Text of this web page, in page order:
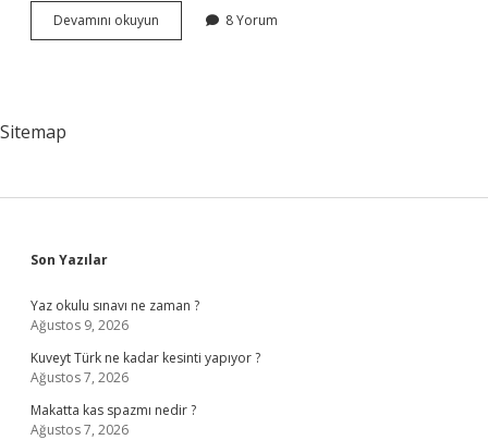
Devamını okuyun
Çizilen
8 Yorum
Sitemap
Sidebar
Son Yazılar
Yaz okulu sınavı ne zaman ?
Ağustos 9, 2026
Kuveyt Türk ne kadar kesinti yapıyor ?
Ağustos 7, 2026
Makatta kas spazmı nedir ?
Ağustos 7, 2026